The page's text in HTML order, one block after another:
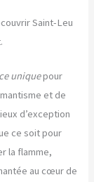
Saint-Leu
uniquepour
et de
d’exception
ce soit pour
la flamme,
au cœur de